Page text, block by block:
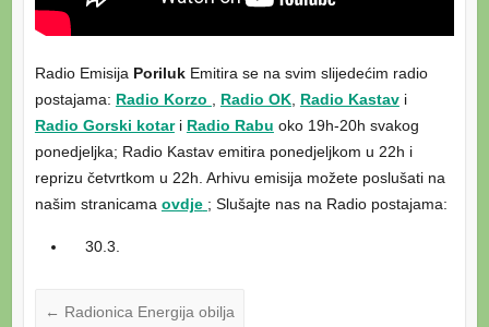
Radio Emisija PorilukEmitira se na svim slijedećim radio
postajama: Radio Korzo Radio OK, Radio Kastavi
Radio Gorski kotari Radio Rabu oko 19h-20h svakog
ponedjeljka; Radio Kastav emitira ponedjeljkom u 22h i
reprizu četvrtkom u 22h. Arhivu emisija možete poslušati na
našim stranicama ovdje ; Slušajte nas na Radio postajama:
30.3.
← Radionica Energija obilja